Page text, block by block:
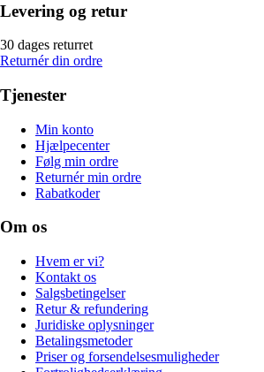
Levering og retur
30 dages returret
Returnér din ordre
Tjenester
Min konto
Hjælpecenter
Følg min ordre
Returnér min ordre
Rabatkoder
Om os
Hvem er vi?
Kontakt os
Salgsbetingelser
Retur & refundering
Juridiske oplysninger
Betalingsmetoder
Priser og forsendelsesmuligheder